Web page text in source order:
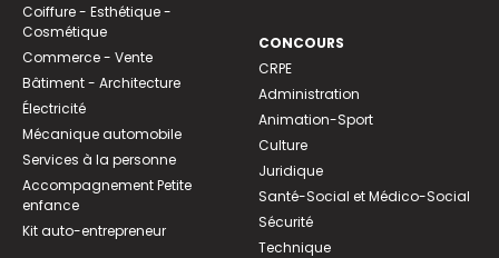
Coiffure - Esthétique -
Cosmétique
Commerce - Vente
Bâtiment - Architecture
Électricité
Mécanique automobile
Services à la personne
Accompagnement Petite
enfance
Kit auto-entrepreneur
CONCOURS
CRPE
Administration
Animation-Sport
Culture
Juridique
Santé-Social et Médico-Social
Sécurité
Technique